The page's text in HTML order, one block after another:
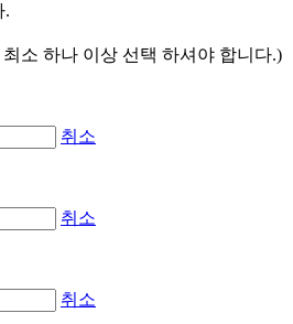
.
소 하나 이상 선택 하셔야 합니다.)
취소
취소
취소